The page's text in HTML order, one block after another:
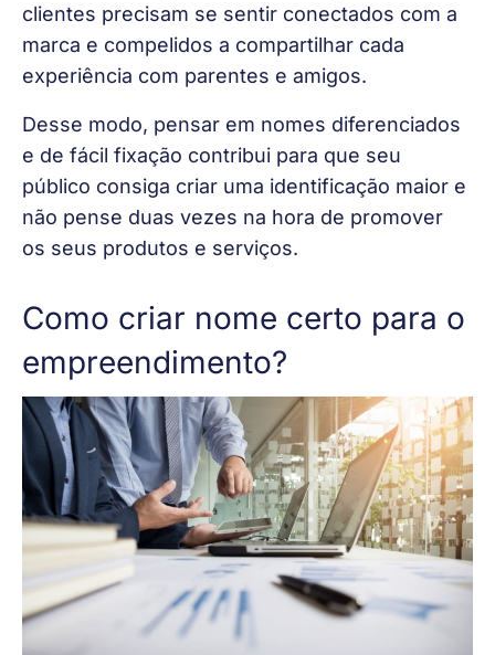
clientes precisam se sentir conectados com a
marca e compelidos a compartilhar cada
experiência com parentes e amigos.
Desse modo, pensar em nomes diferenciados
e de fácil fixação contribui para que seu
público consiga criar uma identificação maior e
não pense duas vezes na hora de promover
os seus produtos e serviços.
Como criar nome certo para o
empreendimento?